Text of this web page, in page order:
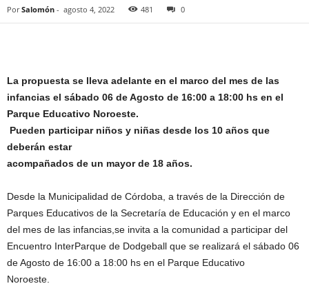
Por Salomón - agosto 4, 2022 481 0
La propuesta se lleva adelante en el marco del mes de las
infancias el sábado 06 de Agosto de 16:00 a 18:00 hs en el
Parque Educativo Noroeste.
Pueden participar niños y niñas desde los 10 años que
deberán estar
acompañados de un mayor de 18 años.
Desde la Municipalidad de Córdoba, a través de la Dirección de
Parques Educativos de la Secretaría de Educación y en el marco
del mes de las infancias,se invita a la comunidad a participar del
Encuentro InterParque de Dodgeball que se realizará el sábado 06
de Agosto de 16:00 a 18:00 hs en el Parque Educativo
Noroeste.